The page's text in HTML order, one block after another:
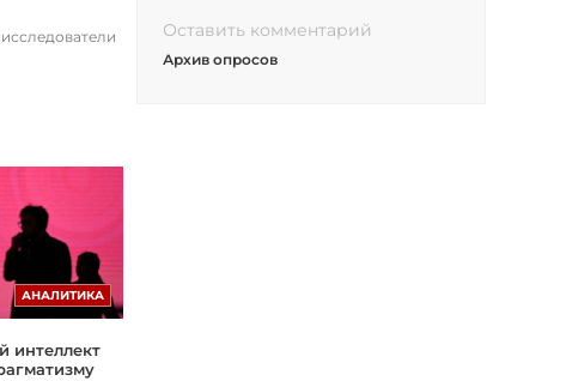
АНАЛИТИКА
интеллект
Оставить комментарий
Архив опросов